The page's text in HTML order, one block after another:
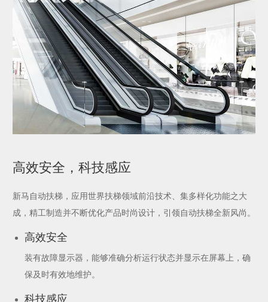
高效安全，科技感应
新马自动扶梯，应用世界扶梯领域前沿技术、集多样化功能之大
成，精工制造并不断优化产品时尚设计，引领自动扶梯全新风尚。
高效安全
装有故障显示器，能够准确分析运行状态并显示在屏幕上，确
保及时有效地维护。
科技感应